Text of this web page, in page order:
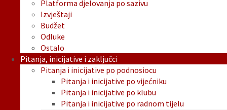
Platforma djelovanja po sazivu
Izvještaji
Budžet
Odluke
Ostalo
Pitanja, inicijative i zaključci
Pitanja i inicijative po podnosiocu
Pitanja i inicijative po vijećniku
Pitanja i inicijative po klubu
Pitanja i inicijative po radnom tijelu